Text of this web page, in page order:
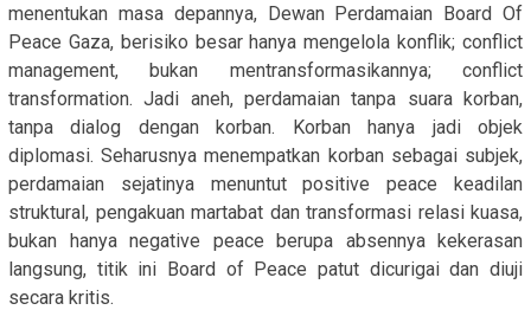
menentukan masa depannya, Dewan Perdamaian Board Of
Peace Gaza, berisiko besar hanya mengelola konflik; conflict
management, bukan mentransformasikannya; conflict
transformation. Jadi aneh, perdamaian tanpa suara korban,
tanpa dialog dengan korban. Korban hanya jadi objek
diplomasi. Seharusnya menempatkan korban sebagai subjek,
perdamaian sejatinya menuntut positive peace keadilan
struktural, pengakuan martabat dan transformasi relasi kuasa,
bukan hanya negative peace berupa absennya kekerasan
langsung, titik ini Board of Peace patut dicurigai dan diuji
secara kritis.